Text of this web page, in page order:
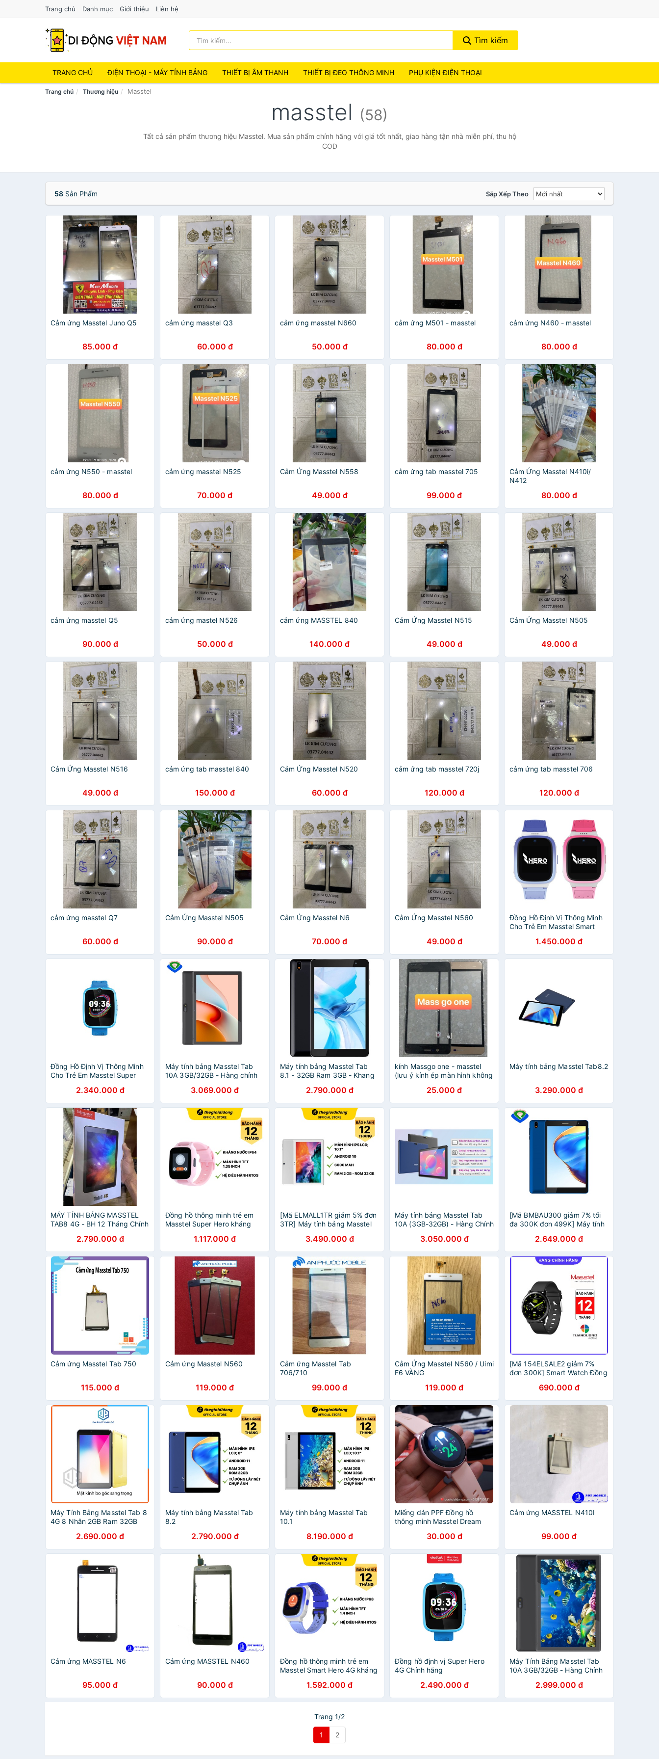
Trang chủ Danh mục Giới thiệu Liên hệ
Tìm kiếm
TRANG CHỦ ĐIỆN THOẠI - MÁY TÍNH BẢNG THIẾT BỊ ÂM THANH THIẾT BỊ ĐEO THÔNG MINH PHỤ KIỆN ĐIỆN THOẠI
Trang chủ Thương hiệu Masstel
masstel (58)
Tất cả sản phẩm thương hiệu Masstel. Mua sản phẩm chính hãng với giá tốt nhất, giao hàng tận nhà miễn phí, thu hộ
COD
58 Sản Phẩm Sắp Xếp Theo
Cảm ứng Masstel Juno Q5
85.000 đ
cảm ứng masstel Q3
60.000 đ
cảm ứng masstel N660
50.000 đ
cảm ứng M501 - masstel
80.000 đ
cảm ứng N460 - masstel
80.000 đ
cảm ứng N550 - masstel
80.000 đ
cảm ứng masstel N525
70.000 đ
Cảm Ứng Masstel N558
49.000 đ
cảm ứng tab masstel 705
99.000 đ
Cảm Ứng Masstel N410i/
N412
80.000 đ
cảm ứng masstel Q5
90.000 đ
cảm ứng mastel N526
50.000 đ
cảm ứng MASSTEL 840
140.000 đ
Cảm Ứng Masstel N515
49.000 đ
Cảm Ứng Masstel N505
49.000 đ
Cảm Ứng Masstel N516
49.000 đ
cảm ứng tab masstel 840
150.000 đ
Cảm Ứng Masstel N520
60.000 đ
cảm ứng tab masstel 720j
120.000 đ
cảm ứng tab masstel 706
120.000 đ
cảm ứng masstel Q7
60.000 đ
Cảm Ứng Masstel N505
90.000 đ
Cảm Ứng Masstel N6
70.000 đ
Cảm Ứng Masstel N560
49.000 đ
Đồng Hồ Định Vị Thông Minh
Cho Trẻ Em Masstel Smart
Bảo Hành 12 Tháng
1.450.000 đ
Đồng Hồ Định Vị Thông Minh
Cho Trẻ Em Masstel Super
Bảo Hành 12 Tháng
2.340.000 đ
Máy tính bảng Masstel Tab
10A 3GB/32GB - Hàng chính
3.069.000 đ
Máy tính bảng Masstel Tab
8.1 - 32GB Ram 3GB - Khang
2.790.000 đ
kính Massgo one - masstel
(lưu ý kính ép màn hình không
25.000 đ
Máy tính bảng Masstel Tab8.2
3.290.000 đ
MÁY TÍNH BẢNG MASSTEL
TAB8 4G - BH 12 Tháng Chính
2.790.000 đ
Đồng hồ thông minh trẻ em
Masstel Super Hero kháng
hình TFT 1.35" - Chính hãng
BH 12 tháng
1.117.000 đ
[Mã ELMALL1TR giảm 5% đơn
3TR] Máy tính bảng Masstel
3.490.000 đ
Máy tính bảng Masstel Tab
10A (3GB-32GB) - Hàng Chính
3.050.000 đ
[Mã BMBAU300 giảm 7% tối
đa 300K đơn 499K] Máy tính
chính hãng, Nguyên Seal, Full
Box
2.649.000 đ
Cảm ứng Masstel Tab 750
115.000 đ
Cảm ứng Masstel N560
119.000 đ
Cảm ứng Masstel Tab
706/710
99.000 đ
Cảm Ứng Masstel N560 / Uimi
F6 VÀNG
119.000 đ
[Mã 154ELSALE2 giảm 7%
đơn 300K] Smart Watch Đồng
Action - Chính hãng
690.000 đ
Máy Tính Bảng Masstel Tab 8
4G 8 Nhân 2GB Ram 32GB
Tablet Tặng Kèm Bao Da Đại
Phát Vĩnh Lộc
2.690.000 đ
Máy tính bảng Masstel Tab
8.2
2.790.000 đ
Máy tính bảng Masstel Tab
10.1
8.190.000 đ
Miếng dán PPF Đồng hồ
thông minh Masstel Dream
30.000 đ
Cảm ứng MASSTEL N410I
99.000 đ
Cảm ứng MASSTEL N6
95.000 đ
Cảm ứng MASSTEL N460
90.000 đ
Đồng hồ thông minh trẻ em
Masstel Smart Hero 4G kháng
1.592.000 đ
Đồng hồ định vị Super Hero
4G Chính hãng
2.490.000 đ
Máy Tính Bảng Masstel Tab
10A 3GB/32GB - Hàng Chính
2.999.000 đ
Trang 1/2
1 2